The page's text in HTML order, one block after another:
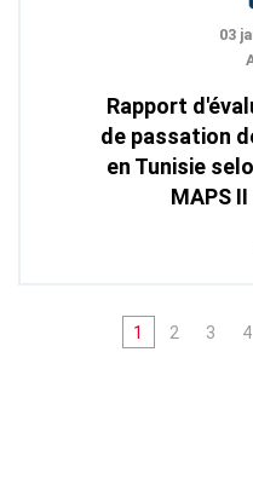
03
Rapport
de passation
en Tunisie
MAPS
1 2 3 4